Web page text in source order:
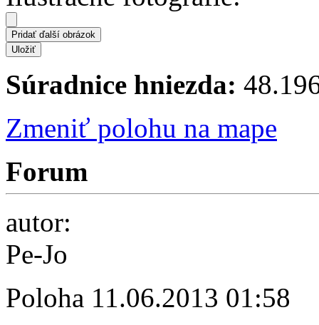
Súradnice hniezda:
Zmeniť polohu na mape
Forum
autor:
Pe-Jo
Poloha 11.06.2013 01:58